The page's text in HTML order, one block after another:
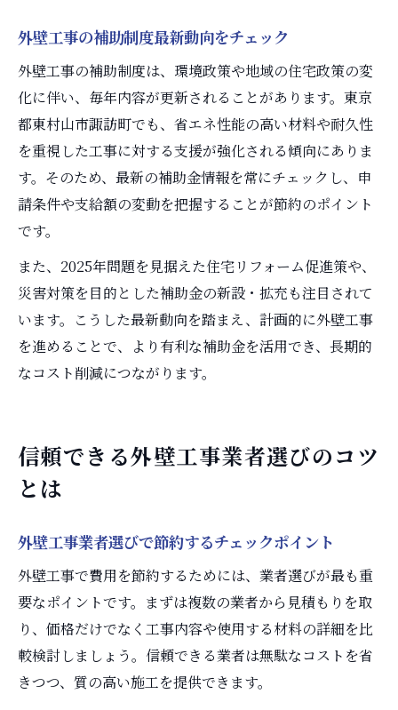
外壁工事の補助制度最新動向をチェック
外壁工事の補助制度は、環境政策や地域の住宅政策の変
化に伴い、毎年内容が更新されることがあります。東京
都東村山市諏訪町でも、省エネ性能の高い材料や耐久性
を重視した工事に対する支援が強化される傾向にありま
す。そのため、最新の補助金情報を常にチェックし、申
請条件や支給額の変動を把握することが節約のポイント
です。
また、2025年問題を見据えた住宅リフォーム促進策や、
災害対策を目的とした補助金の新設・拡充も注目されて
います。こうした最新動向を踏まえ、計画的に外壁工事
を進めることで、より有利な補助金を活用でき、長期的
なコスト削減につながります。
信頼できる外壁工事業者選びのコツ
とは
外壁工事業者選びで節約するチェックポイント
外壁工事で費用を節約するためには、業者選びが最も重
要なポイントです。まずは複数の業者から見積もりを取
り、価格だけでなく工事内容や使用する材料の詳細を比
較検討しましょう。信頼できる業者は無駄なコストを省
きつつ、質の高い施工を提供できます。